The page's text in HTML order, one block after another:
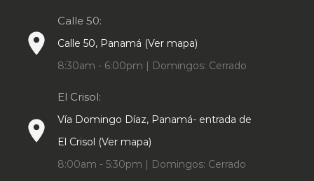
place
Calle 50:
Calle 50, Panamá (Ver mapa)
8:30am - 6:00pm | Domingos: Cerrado
place
El Crisol:
Vía Domingo Díaz, Panamá- entrada de
El Crisol (Ver mapa)
8:00am - 5:30pm | Domingos: Cerrado